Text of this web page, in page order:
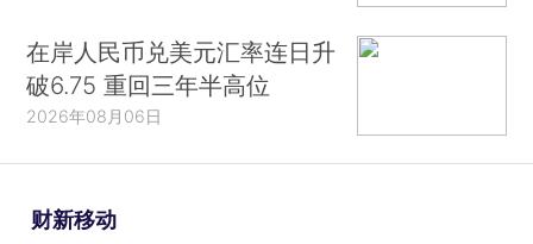
在岸人民币兑美元汇率连日升
破6.75 重回三年半高位
2026年08月06日
财新移动